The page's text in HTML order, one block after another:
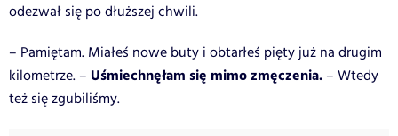
odezwał się po dłuższej chwili.
– Pamiętam. Miałeś nowe buty i obtarłeś pięty już na drugim
kilometrze. – Uśmiechnęłam się mimo zmęczenia. – Wtedy
też się zgubiliśmy.